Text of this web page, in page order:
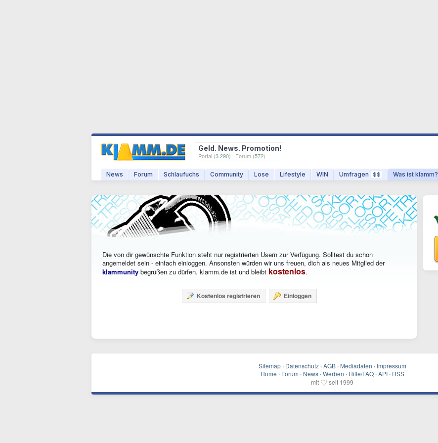
Geld. News. Promotion!
Portal (3.290) · Forum (572)
News Forum Schlaufuchs Community Lose Lifestyle WIN Umfragen $$ Was ist klamm?
Die von dir gewünschte Funktion steht nur registrierten Usern zur Verfügung. Solltest du schon
angemeldet sein - einfach einloggen. Ansonsten würden wir uns freuen, dich als neues Mitglied der
klammunity begrüßen zu dürfen. klamm.de ist und bleibt kostenlos.
Kostenlos registrieren Einloggen
Sitemap · Datenschutz · AGB · Mediadaten · Impressum
Home · Forum · News · Werben · Hilfe/FAQ · API · RSS
mit ♡ seit 1999